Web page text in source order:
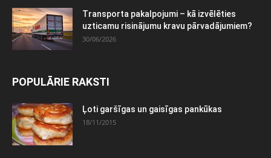
Transporta pakalpojumi – kā izvēlēties
uzticamu risinājumu kravu pārvadājumiem?
30/06/2026
POPULĀRIE RAKSTI
Ļoti garšīgas un gaisīgas pankūkas
18/11/2015